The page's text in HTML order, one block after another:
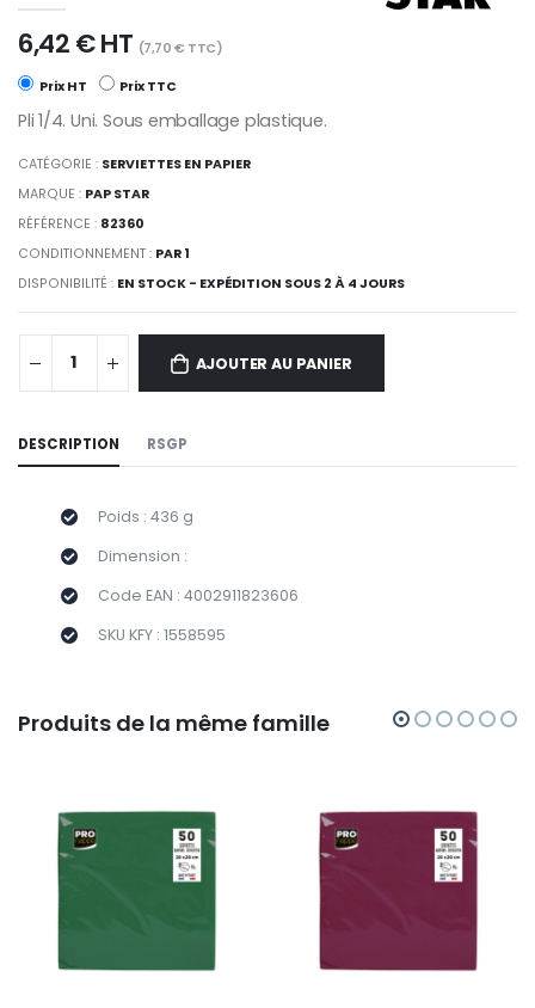
6,42 € HT (7,70 € TTC)
Prix HT Prix TTC
Pli 1/4. Uni. Sous emballage plastique.
CATÉGORIE : SERVIETTES EN PAPIER
MARQUE : PAP STAR
RÉFÉRENCE : 82360
CONDITIONNEMENT : PAR 1
DISPONIBILITÉ : EN STOCK - EXPÉDITION SOUS 2 À 4 JOURS
AJOUTER AU PANIER
DESCRIPTION RSGP
Poids : 436 g
Dimension :
Code EAN : 4002911823606
SKU KFY : 1558595
Produits de la même famille